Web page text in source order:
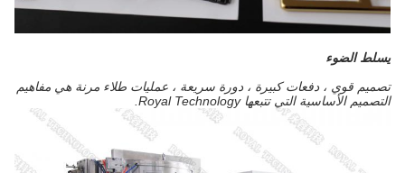
يسلط الضوء
تصميم قوي ، دفعات كبيرة ، دورة سريعة ، عمليات طلاء مرنة هي مفاهيم
التصميم الأساسية التي تتبعها Royal Technology.